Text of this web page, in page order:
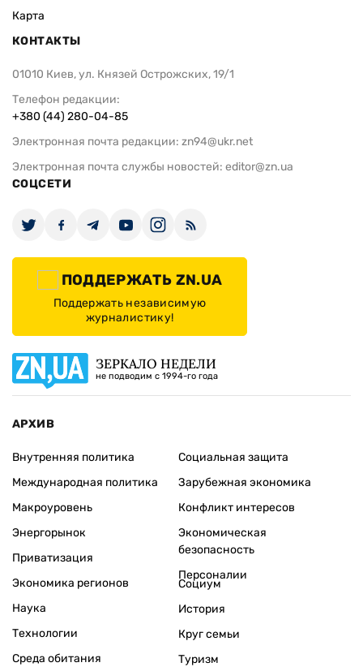
Карта
КОНТАКТЫ
01010 Киев, ул. Князей Острожских, 19/1
Телефон редакции:
+380 (44) 280-04-85
Электронная почта редакции: zn94@ukr.net
Электронная почта службы новостей: editor@zn.ua
СОЦСЕТИ
ПОДДЕРЖАТЬ ZN.UA
Поддержать независимую
журналистику!
ЗЕРКАЛО НЕДЕЛИ
не подводим с 1994-го года
АРХИВ
Внутренняя политика
Международная политика
Макроуровень
Энергорынок
Приватизация
Экономика регионов
Социальная защита
Зарубежная экономика
Конфликт интересов
Экономическая
безопасность
Персоналии
Наука
Технологии
Среда обитания
Социум
История
Круг семьи
Туризм